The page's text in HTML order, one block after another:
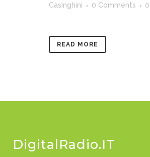
Casinghini
0 Comments 0
READ MORE
DigitalRadio.IT